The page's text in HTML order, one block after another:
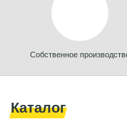
Собственное
Каталог